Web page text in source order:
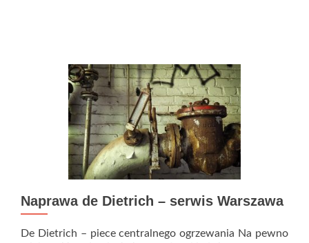
Naprawa de Dietrich – serwis Warszawa
De Dietrich – piece centralnego ogrzewania Na pewno